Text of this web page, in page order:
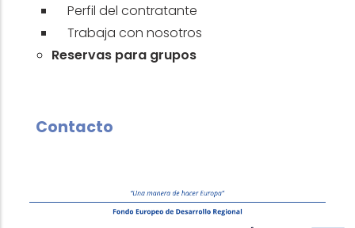
Perfil del contratante
Trabaja con nosotros
Reservas para grupos
Contacto